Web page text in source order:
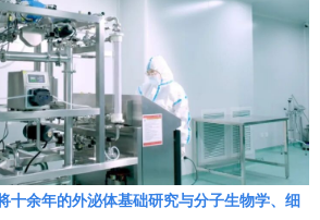
十余年的外泌体基础研究与分子生物学、细